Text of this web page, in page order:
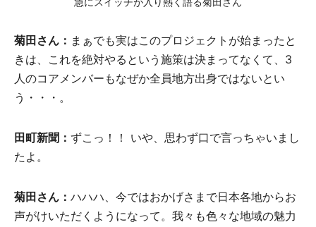
菊田さん： まぁでも実はこのプロジェクトが始まったと
きは、これを絶対やるという施策は決まってなくて、3
人のコアメンバーもなぜか全員地方出身ではないとい
う・・・。
田町新聞： ずこっ！！ いや、思わず口で言っちゃいまし
たよ。
菊田さん： ハハハ、今ではおかげさまで日本各地からお
声がけいただくようになって。我々も色々な地域の魅力